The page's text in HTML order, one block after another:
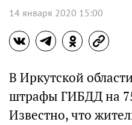
14 января 2020 15:00
В Иркутской
штрафы ГИБДД на
Известно, что